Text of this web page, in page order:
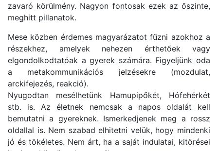
zavaró körülmény. Nagyon fontosak ezek az őszinte,
meghitt pillanatok.
Mese közben érdemes magyarázatot fűzni azokhoz a
részekhez, amelyek nehezen érthetőek vagy
elgondolkodtatóak a gyerek számára. Figyeljünk oda
a metakommunikációs jelzésekre (mozdulat,
arckifejezés, reakció).
Nyugodtan mesélhetünk Hamupipőkét, Hófehérkét
stb. is. Az életnek nemcsak a napos oldalát kell
bemutatni a gyereknek. Ismerkedjenek meg a rossz
oldallal is. Nem szabad elhitetni velük, hogy mindenki
jó és tökéletes. Nem árt, ha a saját indulatai, kitörései